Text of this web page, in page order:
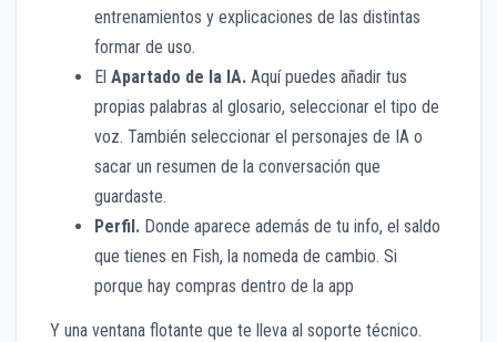
entrenamientos y explicaciones de las distintas
formar de uso.
El Apartado de la IA. Aquí puedes añadir tus
propias palabras al glosario, seleccionar el tipo de
voz. También seleccionar el personajes de IA o
sacar un resumen de la conversación que
guardaste.
Perfil. Donde aparece además de tu info, el saldo
que tienes en Fish, la nomeda de cambio. Si
porque hay compras dentro de la app
Y una ventana flotante que te lleva al soporte técnico.